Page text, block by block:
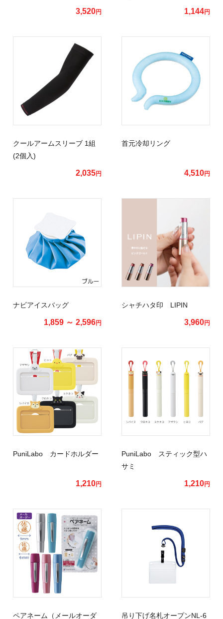
3,520円 1,144円
クールアームスリーブ 1組
(2個入)
2,035円
首元冷却リング
4,510円
ナビアイスバッグ
1,859 ～ 2,596円
シャチハタ印 LIPIN
3,960円
PuniLabo カードホルダー
1,210円
PuniLabo スティック型ハ
サミ
1,210円
ペアネーム（メールオーダ
吊り下げ名札オープンNL-6